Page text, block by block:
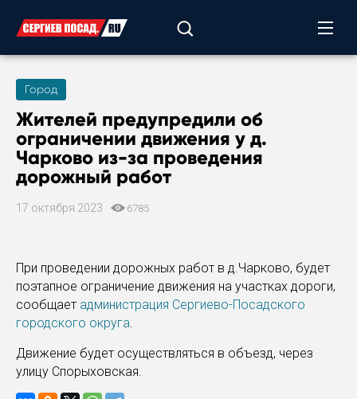
Город
Жителей предупредили об
ограничении движения у д.
Чарково из-за проведения
дорожный работ
17 октября 2023 6785
При проведении дорожных работ в д.Чарково, будет
поэтапное ограничение движения на участках дороги,
сообщает администрация Сергиево-Посадского
городского округа.
Движение будет осуществляться в объезд, через
улицу Спорыховская.